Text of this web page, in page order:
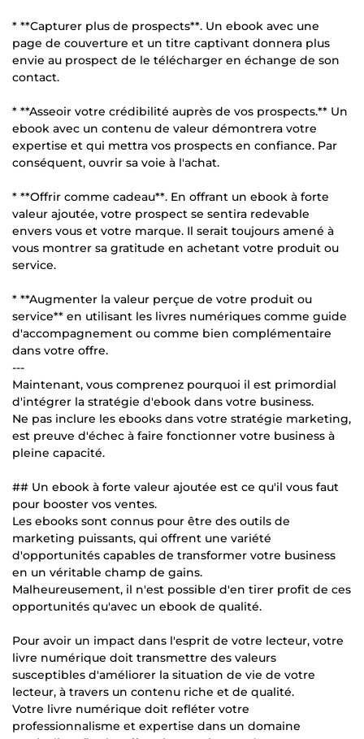
* **Capturer plus de prospects**. Un ebook avec une
page de couverture et un titre captivant donnera plus
envie au prospect de le télécharger en échange de son
contact.
* **Asseoir votre crédibilité auprès de vos prospects.** Un
ebook avec un contenu de valeur démontrera votre
expertise et qui mettra vos prospects en confiance. Par
conséquent, ouvrir sa voie à l'achat.
* **Offrir comme cadeau**. En offrant un ebook à forte
valeur ajoutée, votre prospect se sentira redevable
envers vous et votre marque. Il serait toujours amené à
vous montrer sa gratitude en achetant votre produit ou
service.
* **Augmenter la valeur perçue de votre produit ou
service** en utilisant les livres numériques comme guide
d'accompagnement ou comme bien complémentaire
dans votre offre.
---
Maintenant, vous comprenez pourquoi il est primordial
d'intégrer la stratégie d'ebook dans votre business.
Ne pas inclure les ebooks dans votre stratégie marketing,
est preuve d'échec à faire fonctionner votre business à
pleine capacité.
## Un ebook à forte valeur ajoutée est ce qu'il vous faut
pour booster vos ventes.
Les ebooks sont connus pour être des outils de
marketing puissants, qui offrent une variété
d'opportunités capables de transformer votre business
en un véritable champ de gains.
Malheureusement, il n'est possible d'en tirer profit de ces
opportunités qu'avec un ebook de qualité.
Pour avoir un impact dans l'esprit de votre lecteur, votre
livre numérique doit transmettre des valeurs
susceptibles d'améliorer la situation de vie de votre
lecteur, à travers un contenu riche et de qualité.
Votre livre numérique doit refléter votre
professionnalisme et expertise dans un domaine